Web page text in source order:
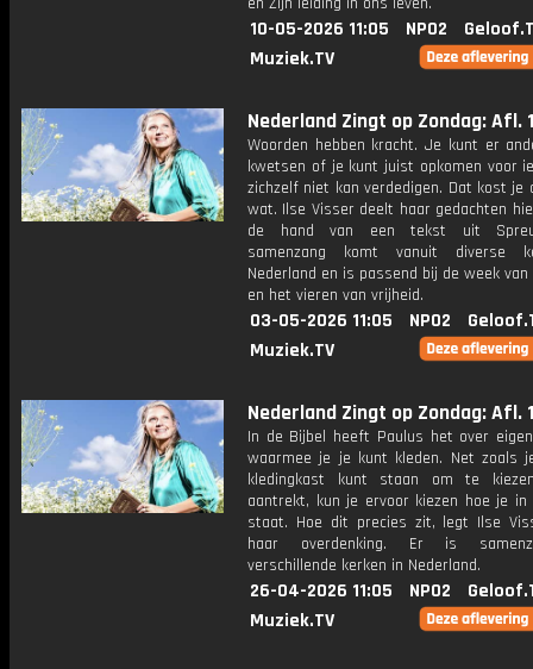
10-05-2026 11:05 NPO2
Muziek.TV
Nederland Zingt op Zondag: Afl.
Woorden hebben kracht. Je kunt er
kwetsen of je kunt juist opkomen voor
zichzelf niet kan verdedigen. Dat kost je
wat. Ilse Visser deelt haar gedachten
de hand van een tekst uit
samenzang komt vanuit diverse
Nederland en is passend bij de week van
en het vieren van vrijheid.
03-05-2026 11:05 NPO2
Muziek.TV
Nederland Zingt op Zondag: Afl.
In de Bijbel heeft Paulus het over
waarmee je je kunt kleden. Net zoals
kledingkast kunt staan om te
aantrekt, kun je ervoor kiezen hoe je in
staat. Hoe dit precies zit, legt Ilse
haar overdenking. Er is
verschillende kerken in Nederland.
26-04-2026 11:05 NPO2
Muziek.TV